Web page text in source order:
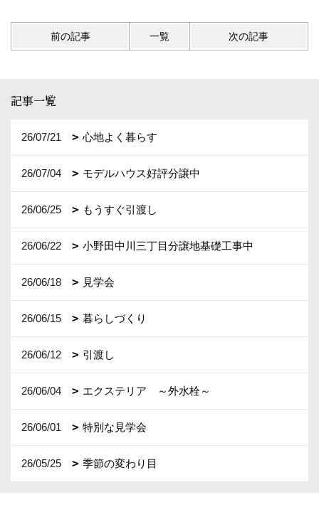
前の記事 一覧 次の記事
記事一覧
26/07/21 心地よく暮らす
26/07/04 モデルハウス好評分譲中
26/06/25 もうすぐ引渡し
26/06/22 小野田中川三丁目分譲地基礎工事中
26/06/18 見学会
26/06/15 暮らしづくり
26/06/12 引渡し
26/06/04 エクステリア ～外水栓～
26/06/01 特別な見学会
26/05/25 季節の変わり目